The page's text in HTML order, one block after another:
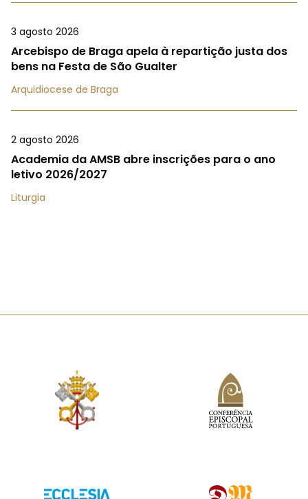
3 agosto 2026
Arcebispo de Braga apela à repartição justa dos
bens na Festa de São Gualter
Arquidiocese de Braga
2 agosto 2026
Academia da AMSB abre inscrições para o ano
letivo 2026/2027
Liturgia